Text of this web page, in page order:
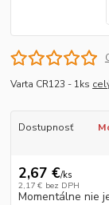
Varta CR123 - 1ks
Dostupnosť
2,67 €/ks
2,17 € bez DPH
Momentálne nie